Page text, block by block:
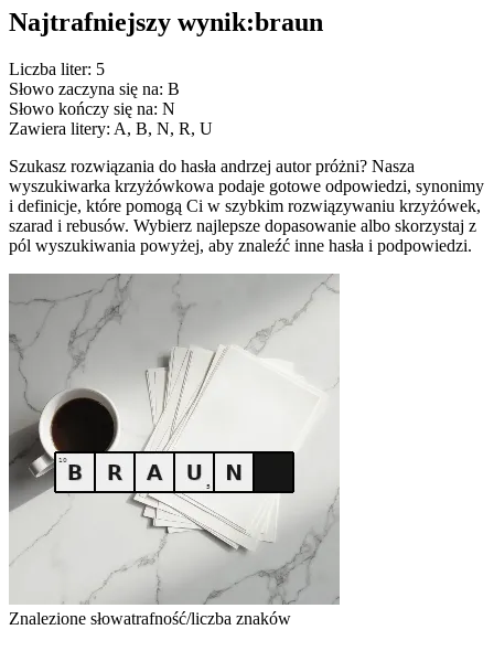
Najtrafniejszy wynik:braun
Liczba liter: 5
Słowo zaczyna się na: B
Słowo kończy się na: N
Zawiera litery: A, B, N, R, U
Szukasz rozwiązania do hasła andrzej autor próżni? Nasza
wyszukiwarka krzyżówkowa podaje gotowe odpowiedzi, synonimy
i definicje, które pomogą Ci w szybkim rozwiązywaniu krzyżówek,
szarad i rebusów. Wybierz najlepsze dopasowanie albo skorzystaj z
pól wyszukiwania powyżej, aby znaleźć inne hasła i podpowiedzi.
Znalezione słowatrafność/liczba znaków